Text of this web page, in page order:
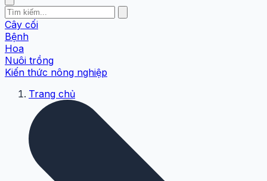
Cây cối
Bệnh
Hoa
Nuôi trồng
Kiến thức nông nghiệp
Trang chủ